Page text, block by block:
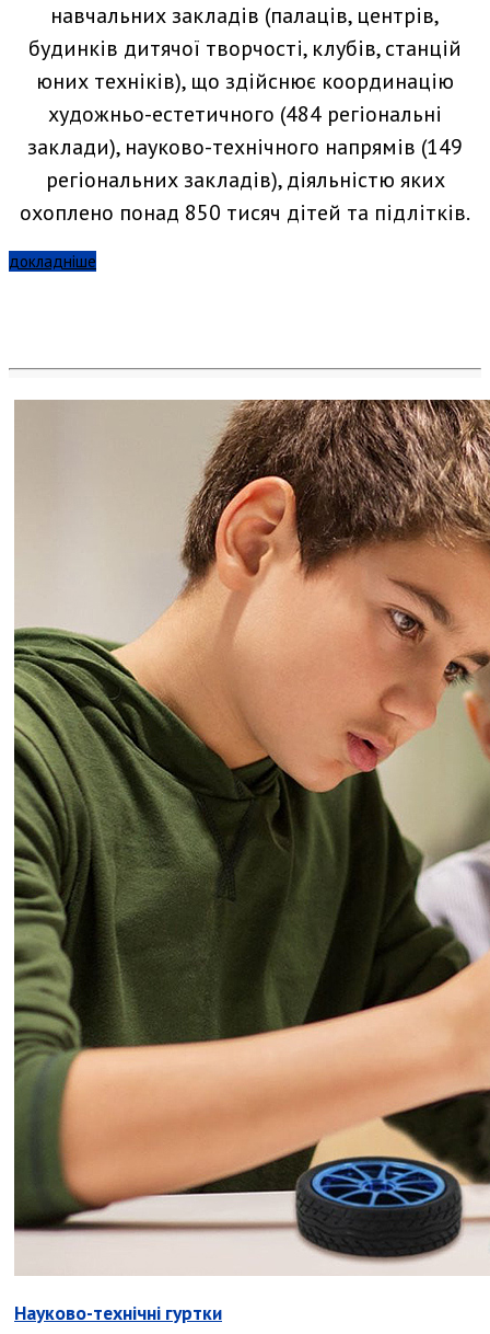
навчальних закладів (палаців, центрів,
будинків дитячої творчості, клубів, станцій
юних техніків), що здійснює координацію
художньо-естетичного (484 регіональні
заклади), науково-технічного напрямів (149
регіональних закладів), діяльністю яких
охоплено понад 850 тисяч дітей та підлітків.
докладніше
Науково-технічні гуртки